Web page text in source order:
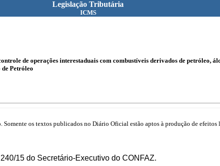
Legislação Tributária
ICMS
de operações interestaduais com combustíveis derivados de petróleo,
Petróleo
os textos publicados no Diário Oficial estão aptos à produção de efeitos
15 do Secretário-Executivo do CONFAZ.